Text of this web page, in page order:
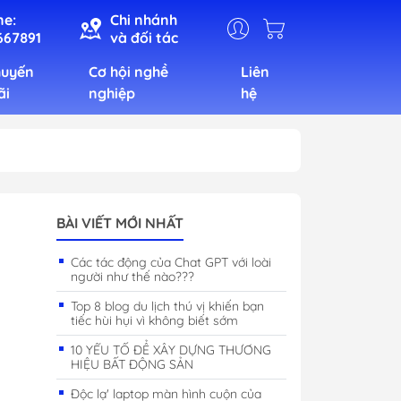
Chi nhánh
và đối tác
Tin học
Toán tư duy
Kỹ năng
Thực phẩm
Cơ hội nghề
nghiệp
Liên
hệ
BÀI VIẾT MỚI NHẤT
Các tác động của Chat GPT với loài
người như thế nào???
Top 8 blog du lịch thú vị khiến bạn
tiếc hùi hụi vì không biết sớm
10 YẾU TỐ ĐỂ XÂY DỰNG THƯƠNG
HIỆU BẤT ĐỘNG SẢN
Độc lạ' laptop màn hình cuộn của